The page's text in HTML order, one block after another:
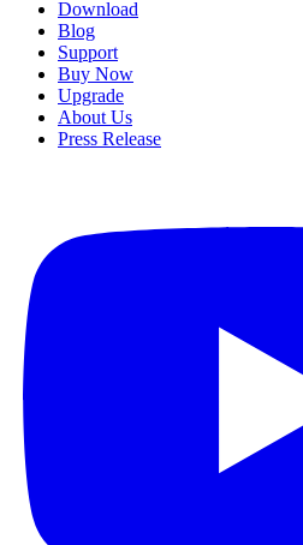
Download
Blog
Support
Buy Now
Upgrade
About Us
Press Release